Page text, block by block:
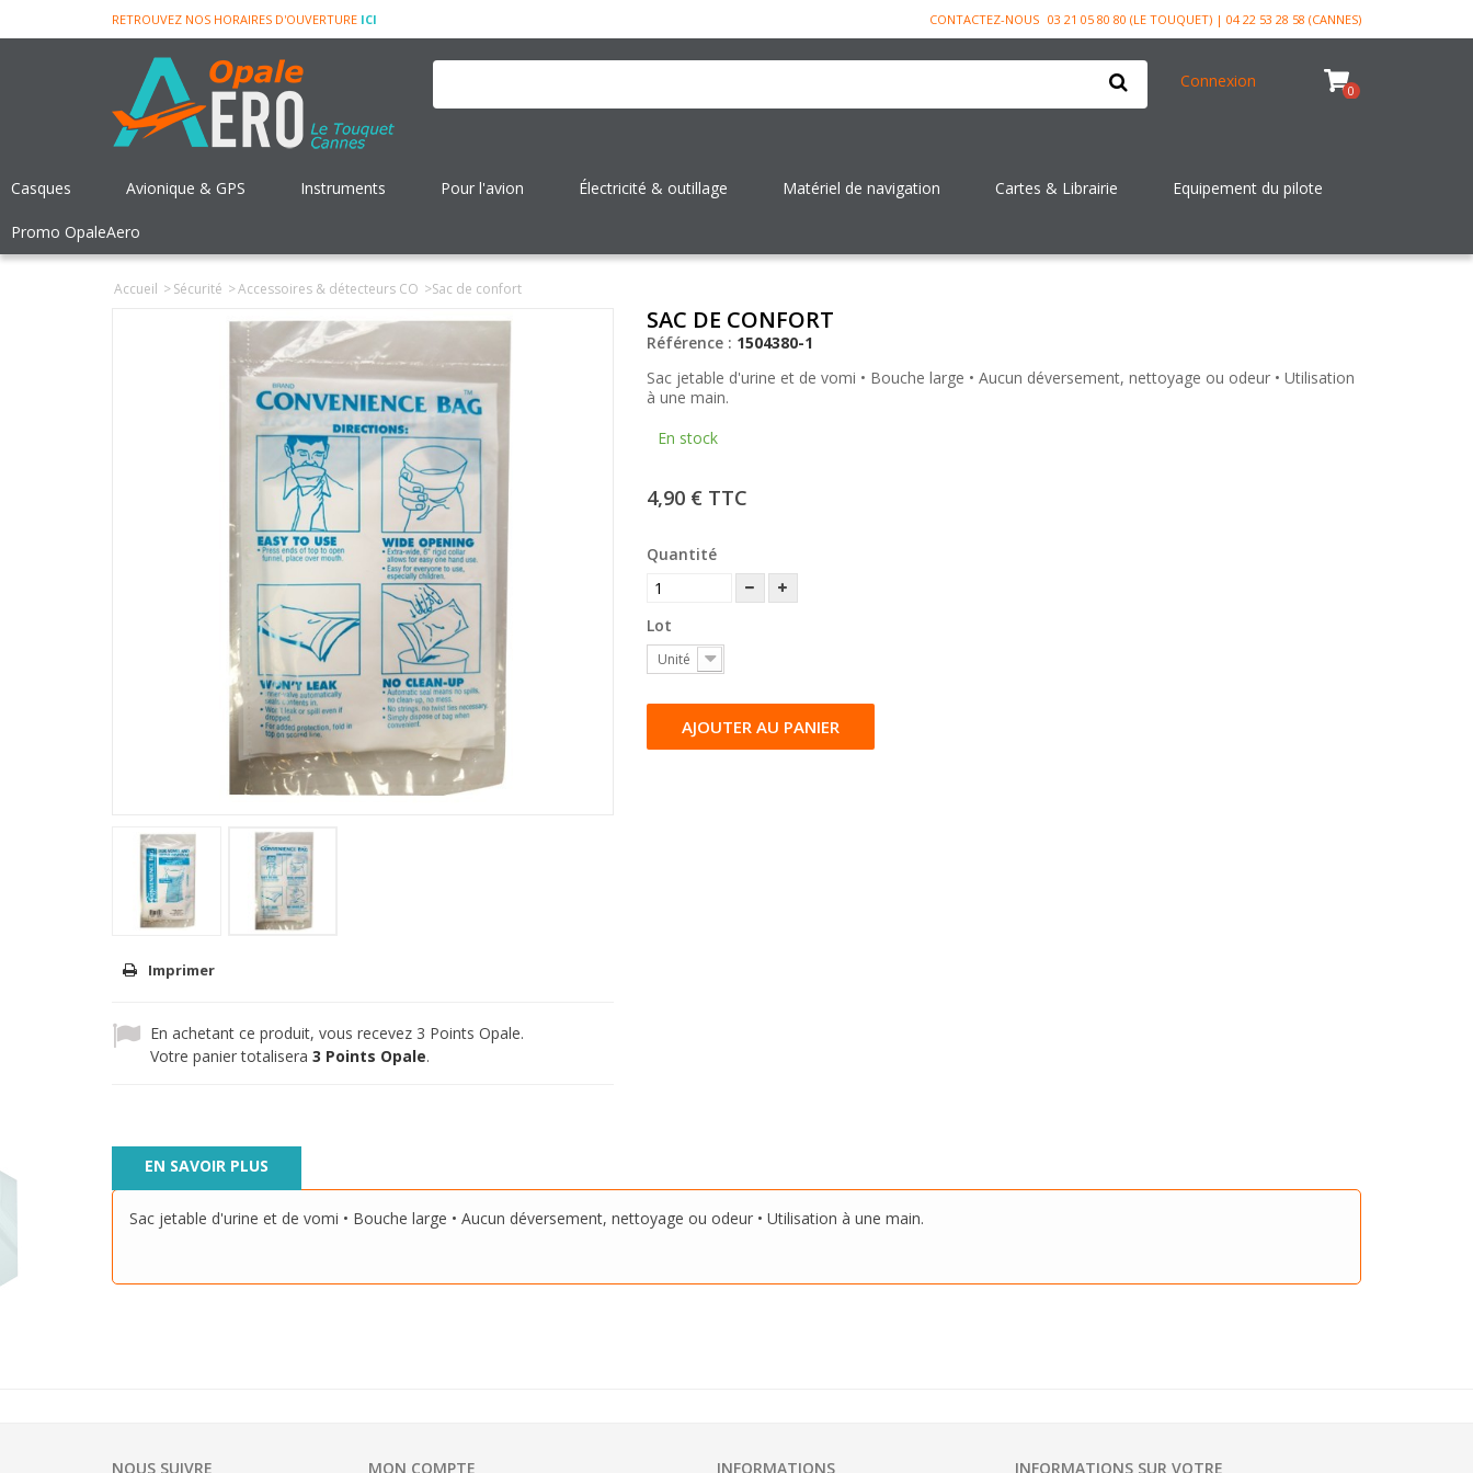
CONTACTEZ-NOUS 03 21 05 80 80 (LE TOUQUET) | 04 22 53 28 58 (CANNES)
RETROUVEZ NOS HORAIRES D'OUVERTURE ICI
Connexion 0
Casques Avionique & GPS Instruments Pour l'avion Électricité & outillage Matériel de navigation Cartes & Librairie Equipement du pilote
Promo OpaleAero
Accueil >Sécurité >Accessoires & détecteurs CO >Sac de confort
Imprimer
En achetant ce produit, vous recevez 3 Points Opale.
Votre panier totalisera 3 Points Opale.
SAC DE CONFORT
Référence : 1504380-1
Sac jetable d'urine et de vomi • Bouche large • Aucun déversement, nettoyage ou odeur • Utilisation
à une main.
En stock
4,90 € TTC
Quantité
Lot
Unité
AJOUTER AU PANIER
EN SAVOIR PLUS
Sac jetable d'urine et de vomi • Bouche large • Aucun déversement, nettoyage ou odeur • Utilisation à une main.
NOUS SUIVRE MON COMPTE INFORMATIONS INFORMATIONS SUR VOTRE